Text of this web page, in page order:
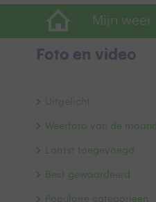
Mijn weer
Foto en video
Uitgelicht
Weerfoto van de maand
Laatst toegevoegd
Best gewaardeerd
Populaire categorieën